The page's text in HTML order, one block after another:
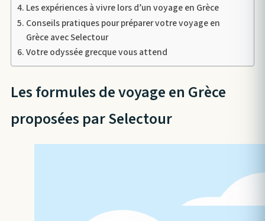
Les expériences à vivre lors d’un voyage en Grèce
Conseils pratiques pour préparer votre voyage en
Grèce avec Selectour
Votre odyssée grecque vous attend
Les formules de voyage en Grèce
proposées par Selectour